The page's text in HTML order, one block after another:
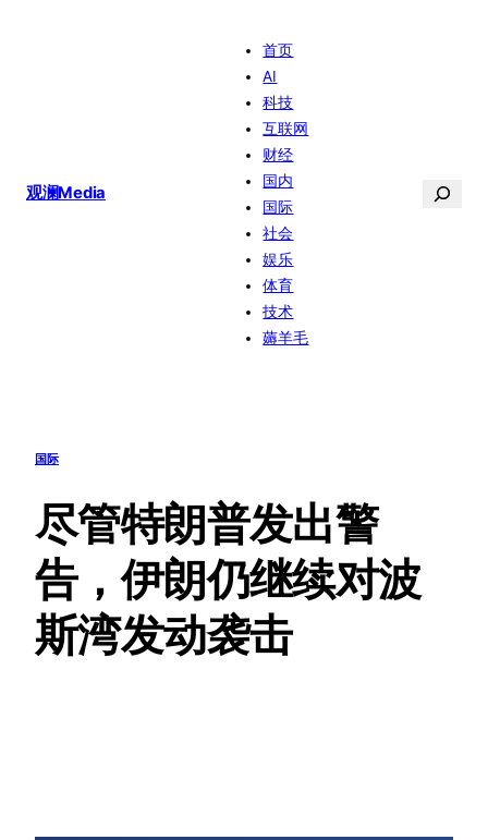
观澜Media
首页
AI
科技
互联网
财经
国内
国际
社会
娱乐
体育
技术
薅羊毛
搜
国际
尽管特朗普发出警
告，伊朗仍继续对波
斯湾发动袭击